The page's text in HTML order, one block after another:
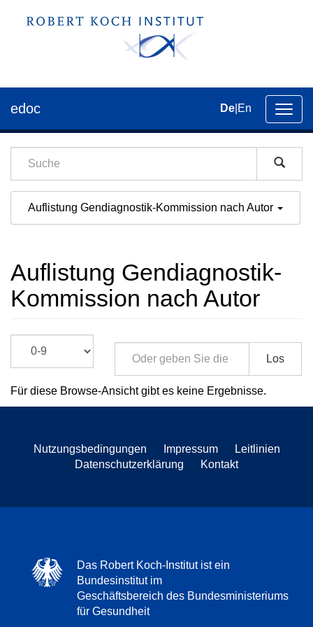
der
edoc De En
Auflistung Gendiagnostik-Kommission nach Autor
Auflistung Gendiagnostik-
Kommission nach Autor
Los
Für diese Browse-Ansicht gibt es keine Ergebnisse.
Nutzungsbedingungen Impressum
Leitlinien
Datenschutzerklärung
Kontakt
Das Robert Koch-Institut ist ein
Bundesinstitut im
Geschäftsbereich des Bundesministeriums
für Gesundheit